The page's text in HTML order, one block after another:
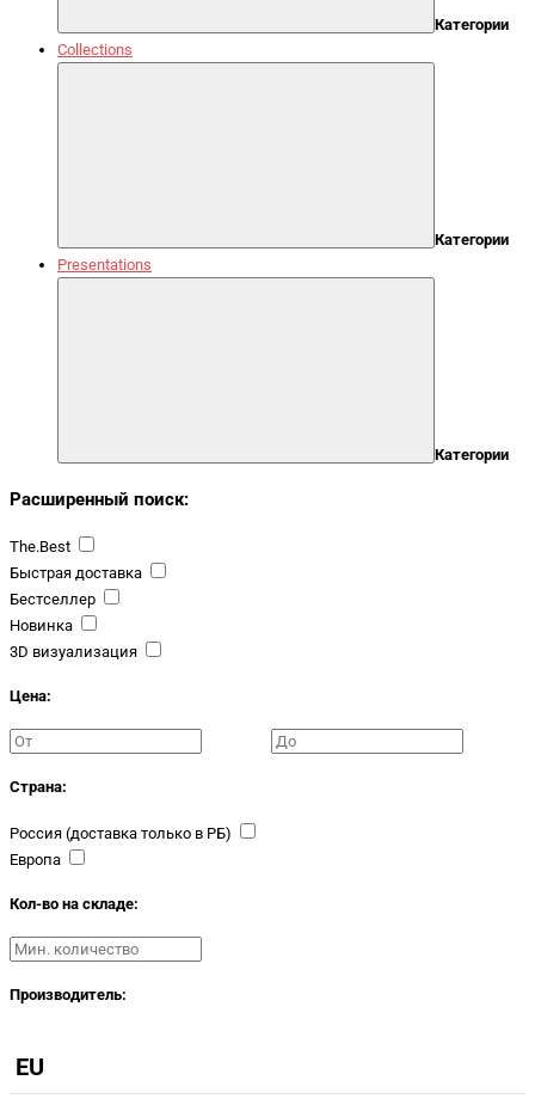
Категории
Collections
Категории
Presentations
Категории
Расширенный поиск:
The.Best
Быстрая доставка
Бестселлер
Новинка
3D визуализация
Цена:
Страна:
Россия (доставка только в РБ)
Европа
Кол-во на складе:
Производитель:
EU